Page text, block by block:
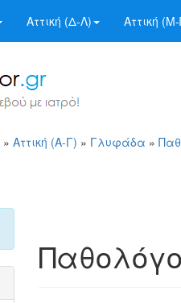
Αττική (Δ-Λ) Αττική
» Αττική (Α-Γ) » Γλυφάδα »